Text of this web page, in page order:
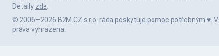
Detaily zde.
© 2006—2026 B2M.CZ s.r.o. ráda poskytuje pomoc potřebným ♥️.
práva vyhrazena.